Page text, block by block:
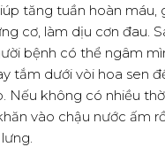
tăng tuần hoàn máu,
cơ, làm dịu cơn đau.
bệnh có thể ngâm
tắm dưới vòi hoa sen
Nếu không có nhiều
vào chậu nước ấm